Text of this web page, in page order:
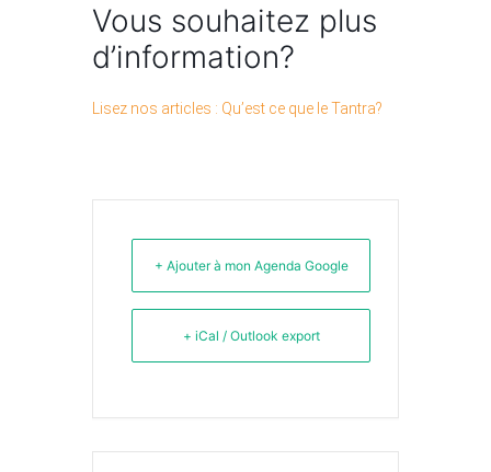
Vous souhaitez plus
d’information?
Lisez nos articles : Qu’est ce que le Tantra?
+ Ajouter à mon Agenda Google
+ iCal / Outlook export